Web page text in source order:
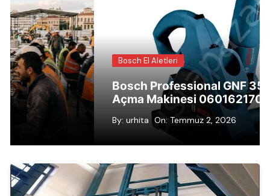
GNF 35 CA Kanal
0601621703
Temmuz 2, 2026
Asansör
Yük
By: urhita